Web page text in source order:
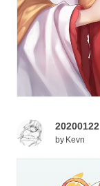
20200122
by Kevn